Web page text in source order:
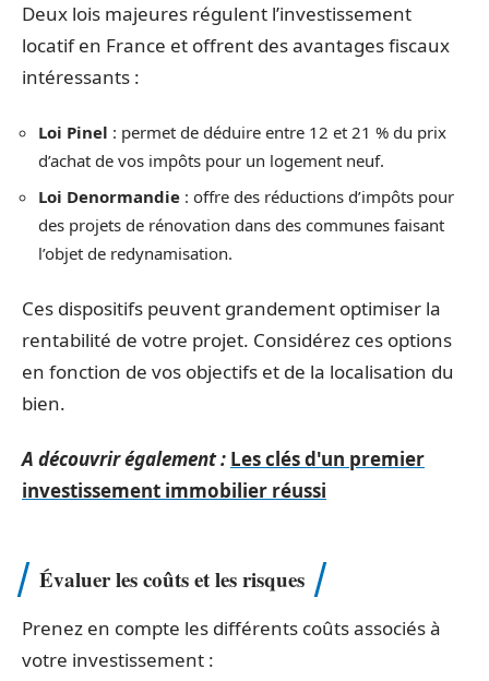
Deux lois majeures régulent l’investissement
locatif en France et offrent des avantages fiscaux
intéressants :
Loi Pinel : permet de déduire entre 12 et 21 % du prix
d’achat de vos impôts pour un logement neuf.
Loi Denormandie : offre des réductions d’impôts pour
des projets de rénovation dans des communes faisant
l’objet de redynamisation.
Ces dispositifs peuvent grandement optimiser la
rentabilité de votre projet. Considérez ces options
en fonction de vos objectifs et de la localisation du
bien.
A découvrir également : Les clés d'un premier
investissement immobilier réussi
Évaluer les coûts et les risques
Prenez en compte les différents coûts associés à
votre investissement :